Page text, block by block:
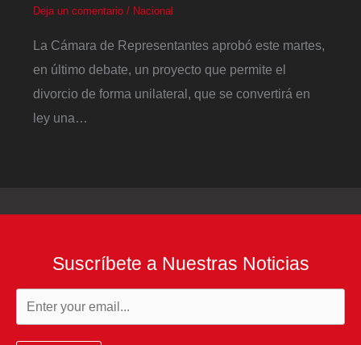
Deja un comentario / Nacional
La Cámara de Representantes aprobó este martes,
en último debate, un proyecto que permite el
divorcio de forma unilateral, que se convertirá en
ley una…
Suscríbete a Nuestras Noticias